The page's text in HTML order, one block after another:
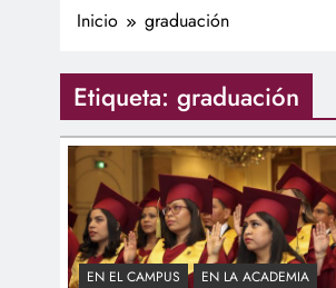
Inicio graduación
Etiqueta: graduación
EN EL CAMPUS
EN LA ACADEMIA